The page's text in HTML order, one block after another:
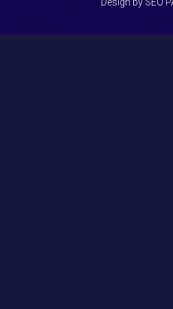
Design by SEO